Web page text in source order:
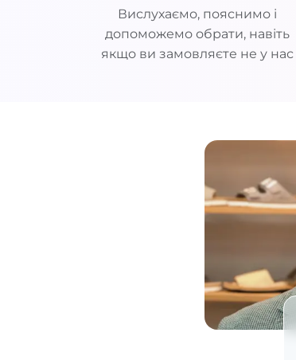
Вислухаємо, пояснимо і
допоможемо обрати, навіть
якщо ви замовляєте не у нас